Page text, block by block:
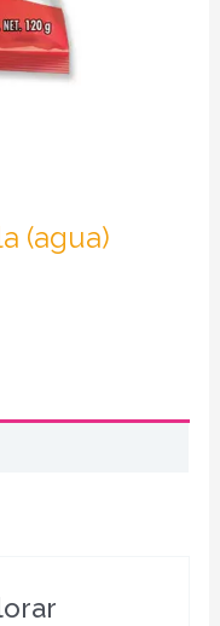
(agua)